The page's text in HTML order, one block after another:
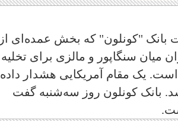
بانک "کونلون" که بخش عمده‌ای از
میان سنگاپور و مالزی برای تخلیه
یک مقام آمریکایی هشدار داده
بانک کونلون روز سه‌شنبه گفت